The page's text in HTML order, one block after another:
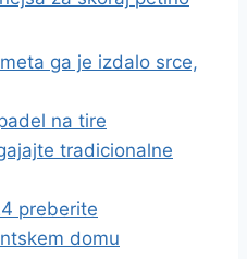
ga je izdalo srce,
na tire
tradicionalne
preberite
domu